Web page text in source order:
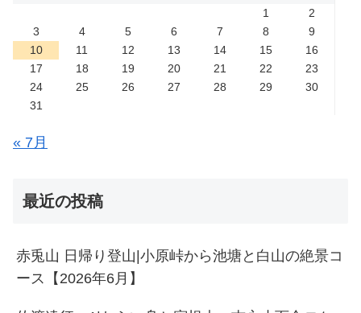
1
2
3
4 5 6 7 8
9
10
11 12 13 14 15
16
17
18 19 20 21 22
23
24
25 26 27 28 29
30
31
« 7月
最近の投稿
赤兎山 日帰り登山|小原峠から池塘と白山の絶景コ
ース【2026年6月】